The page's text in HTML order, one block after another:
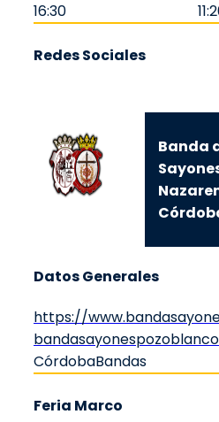
16:30
Redes Sociales
Banda
Datos Generales
https://
CórdobaBandas
Feria Marco